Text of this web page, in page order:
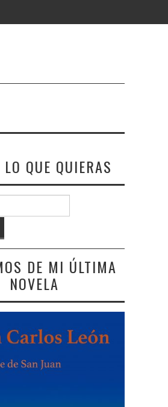
QUE QUIERAS
DE MI ÚLTIMA
NOVELA